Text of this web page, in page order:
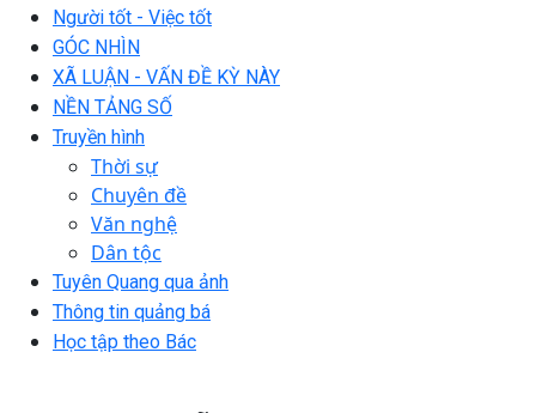
Người tốt - Việc tốt
GÓC NHÌN
XÃ LUẬN - VẤN ĐỀ KỲ NÀY
NỀN TẢNG SỐ
Truyền hình
Thời sự
Chuyên đề
Văn nghệ
Dân tộc
Tuyên Quang qua ảnh
Thông tin quảng bá
Học tập theo Bác